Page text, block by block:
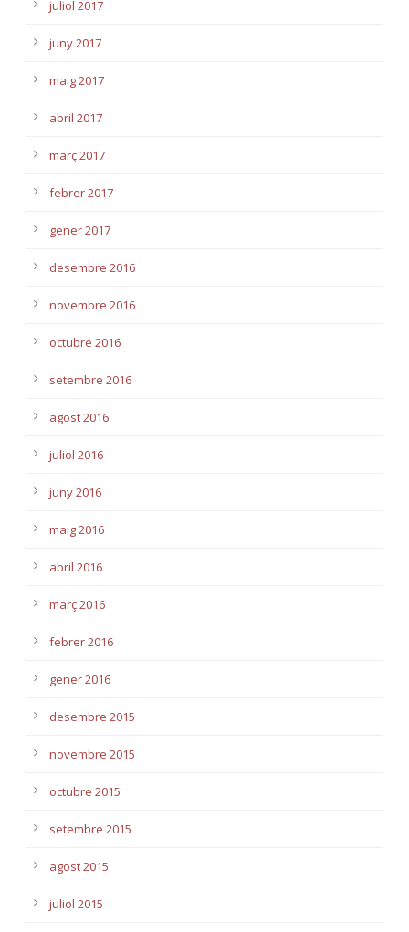
juliol 2017
juny 2017
maig 2017
abril 2017
març 2017
febrer 2017
gener 2017
desembre 2016
novembre 2016
octubre 2016
setembre 2016
agost 2016
juliol 2016
juny 2016
maig 2016
abril 2016
març 2016
febrer 2016
gener 2016
desembre 2015
novembre 2015
octubre 2015
setembre 2015
agost 2015
juliol 2015